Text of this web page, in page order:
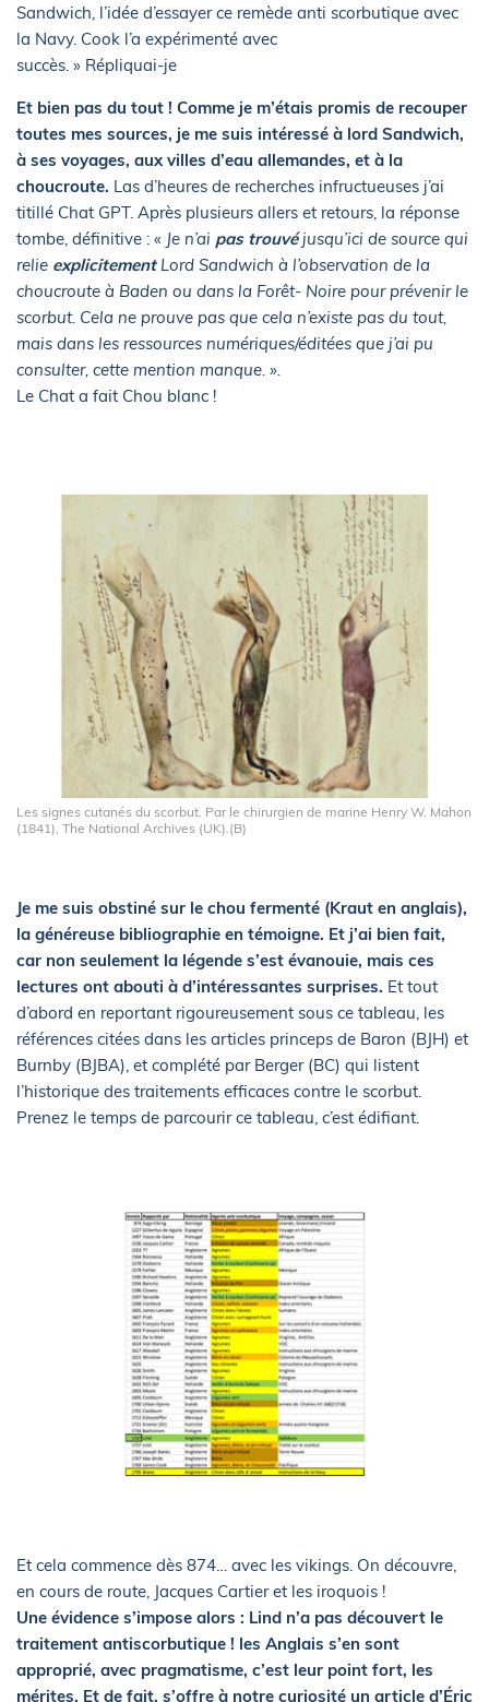
Sandwich, l’idée d’essayer ce remède anti scorbutique avec
la Navy. Cook l’a expérimenté avec
succès. » Répliquai-je
Et bien pas du tout ! Comme je m’étais promis de recouper
toutes mes sources, je me suis intéressé à lord Sandwich,
à ses voyages, aux villes d’eau allemandes, et à la
choucroute. Las d’heures de recherches infructueuses j’ai
titillé Chat GPT. Après plusieurs allers et retours, la réponse
tombe, définitive : « Je n’ai pas trouvéjusqu’ici de source qui
relie explicitementLord Sandwich à l’observation de la
choucroute à Baden ou dans la Forêt- Noire pour prévenir le
scorbut. Cela ne prouve pas que cela n’existe pas du tout,
mais dans les ressources numériques/éditées que j’ai pu
consulter, cette mention manque. ».
Le Chat a fait Chou blanc !
Les signes cutanés du scorbut. Par le chirurgien de marine Henry W. Mahon
(1841), The National Archives (UK).(B)
Je me suis obstiné sur le chou fermenté (Kraut en anglais),
la généreuse bibliographie en témoigne. Et j’ai bien fait,
car non seulement la légende s’est évanouie, mais ces
lectures ont abouti à d’intéressantes surprises. Et tout
d’abord en reportant rigoureusement sous ce tableau, les
références citées dans les articles princeps de Baron (BJH) et
Burnby (BJBA), et complété par Berger (BC) qui listent
l’historique des traitements efficaces contre le scorbut.
Prenez le temps de parcourir ce tableau, c’est édifiant.
Et cela commence dès 874… avec les vikings. On découvre,
en cours de route, Jacques Cartier et les iroquois !
Une évidence s’impose alors : Lind n’a pas découvert le
traitement antiscorbutique ! les Anglais s’en sont
approprié, avec pragmatisme, c’est leur point fort, les
mérites. Et de fait, s’offre à notre curiosité un article d’Éric